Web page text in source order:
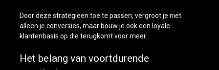
Door deze strategieën toe te passen, vergroot je niet
alleen je conversies, maar bouw je ook een loyale
klantenbasis op die terugkomt voor meer.
Het belang van voortdurende